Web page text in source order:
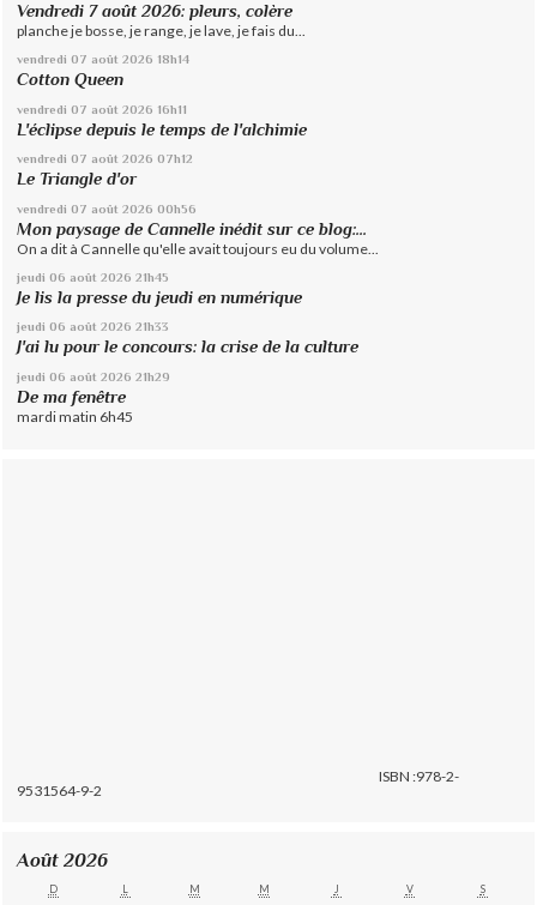
Vendredi 7 août 2026: pleurs, colère
planche je bosse, je range, je lave, je fais du...
vendredi 07 août 2026 18h14
Cotton Queen
vendredi 07 août 2026 16h11
L'éclipse depuis le temps de l'alchimie
vendredi 07 août 2026 07h12
Le Triangle d'or
vendredi 07 août 2026 00h56
Mon paysage de Cannelle inédit sur ce blog:...
On a dit à Cannelle qu'elle avait toujours eu du volume...
jeudi 06 août 2026 21h45
Je lis la presse du jeudi en numérique
jeudi 06 août 2026 21h33
J'ai lu pour le concours: la crise de la culture
jeudi 06 août 2026 21h29
De ma fenêtre
mardi matin 6h45
ISBN :978-2-
9531564-9-2
Août 2026
D L M M J V S